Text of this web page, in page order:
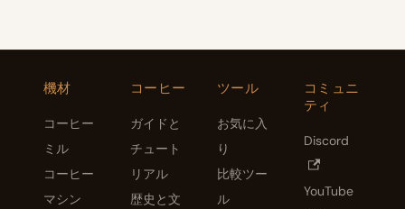
機材
コーヒー
ミル
コーヒー
マシン
コーヒー
ガイドと
チュート
リアル
歴史と文
ツール
お気に入
り
比較ツー
ル
コミュニ
ティ
Discord
YouTube